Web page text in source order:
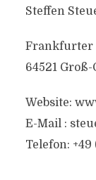
Steffen
Frankfurter
64521
Website:
E-Mail :
Telefon: +49